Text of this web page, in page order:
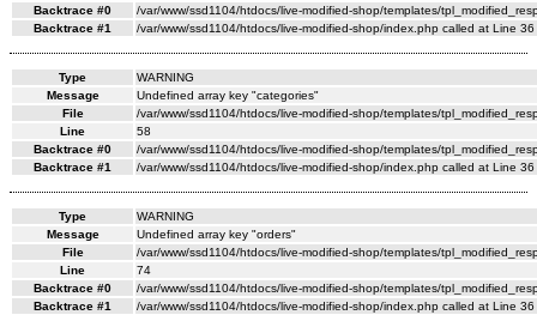
Backtrace #0
/var/www/ssd1104/htdocs/live-modified-shop/templates/
Backtrace #1
/var/www/ssd1104/htdocs/live-modified-shop/index.php called at Line 36
Type
WARNING
Message
Undefined array key "categories"
File
/var/www/ssd1104/htdocs/live-modified-shop/templates/
Line
58
Backtrace #0
/var/www/ssd1104/htdocs/live-modified-shop/templates/
Backtrace #1
/var/www/ssd1104/htdocs/live-modified-shop/index.php called at Line 36
Type
WARNING
Message
Undefined array key "orders"
File
/var/www/ssd1104/htdocs/live-modified-shop/templates/
Line
74
Backtrace #0
/var/www/ssd1104/htdocs/live-modified-shop/templates/
Backtrace #1
/var/www/ssd1104/htdocs/live-modified-shop/index.php called at Line 36